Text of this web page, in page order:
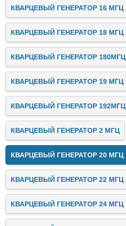
КВАРЦЕВЫЙ ГЕНЕРАТОР 16 МГЦ
КВАРЦЕВЫЙ ГЕНЕРАТОР 18 МГЦ
КВАРЦЕВЫЙ ГЕНЕРАТОР 180МГЦ
КВАРЦЕВЫЙ ГЕНЕРАТОР 19 МГЦ
КВАРЦЕВЫЙ ГЕНЕРАТОР 192МГЦ
КВАРЦЕВЫЙ ГЕНЕРАТОР 2 МГЦ
КВАРЦЕВЫЙ ГЕНЕРАТОР 20 МГЦ
КВАРЦЕВЫЙ ГЕНЕРАТОР 22 МГЦ
КВАРЦЕВЫЙ ГЕНЕРАТОР 24 МГЦ